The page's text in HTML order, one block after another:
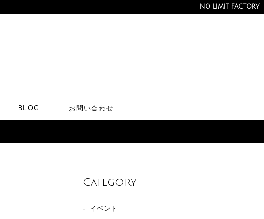
NO LIMIT FACTORY
BLOG お問い合わせ
Category
イベント